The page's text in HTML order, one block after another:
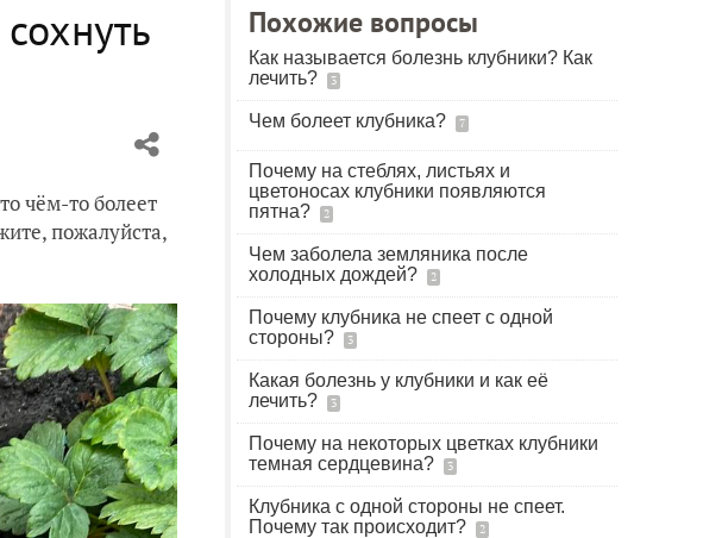
чём-то болеет
пожалуйста,
Похожие вопросы
Как называется болезнь клубники? Как
лечить?
3
Чем болеет клубника? 7
Почему на стеблях, листьях и
цветоносах клубники появляются
пятна?
2
Чем заболела земляника после
холодных дождей?
2
Почему клубника не спеет с одной
стороны?
3
Какая болезнь у клубники и как её
лечить?
3
Почему на некоторых цветках клубники
темная сердцевина?
3
Клубника с одной стороны не спеет.
Почему так происходит?
2